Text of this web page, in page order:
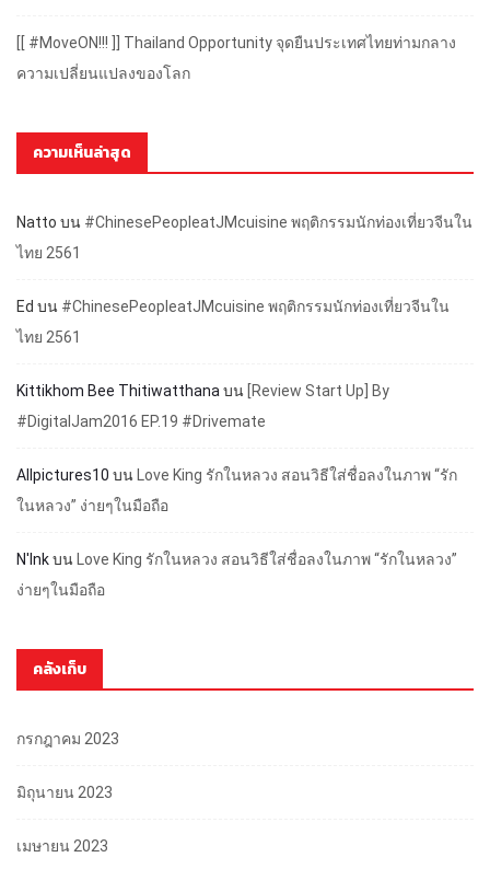
[[ #MoveON!!! ]] Thailand Opportunity จุดยืนประเทศไทยท่ามกลาง
ความเปลี่ยนแปลงของโลก
ความเห็นล่าสุด
Natto บน #ChinesePeopleatJMcuisine พฤติกรรมนักท่องเที่ยวจีนใน
ไทย 2561
Ed บน #ChinesePeopleatJMcuisine พฤติกรรมนักท่องเที่ยวจีนใน
ไทย 2561
Kittikhom Bee Thitiwatthana บน [Review Start Up] By
#DigitalJam2016 EP.19 #Drivemate
Allpictures10 บน
Love King รักในหลวง สอนวิธีใส่ชื่อลงในภาพ “รัก
ในหลวง” ง่ายๆในมือถือ
N'Inkบน
Love King รักในหลวง สอนวิธีใส่ชื่อลงในภาพ “รักในหลวง”
ง่ายๆในมือถือ
คลังเก็บ
กรกฎาคม 2023
มิถุนายน 2023
เมษายน 2023